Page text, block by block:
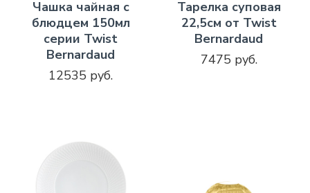
Чашка чайная с
блюдцем 150мл
серии Twist
Bernardaud
12535 руб.
Тарелка суповая
22,5см от Twist
Bernardaud
7475 руб.